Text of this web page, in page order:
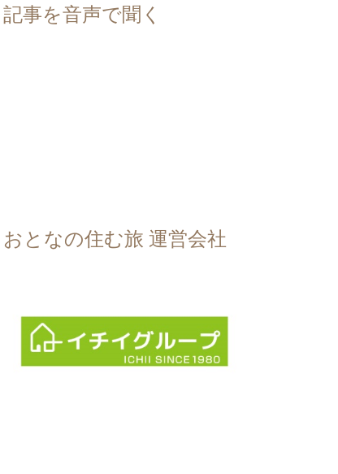
記事を音声で聞く
おとなの住む旅 運営会社